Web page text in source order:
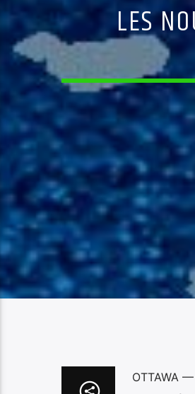
LES
OTTAWA